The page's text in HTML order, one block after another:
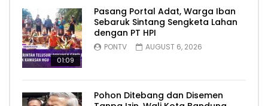
01:09
Pasang Portal Adat, Warga Iban
Sebaruk Sintang Sengketa Lahan
dengan PT HPI
PONTV AUGUST 6, 2026
Pohon Ditebang dan Disemen